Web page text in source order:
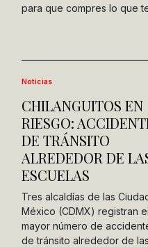
para que compres lo que
Noticias
CHILANGUITOS EN
RIESGO:
DE TRÁNSITO
ALREDEDOR DE
ESCUELAS
Tres alcaldías de las
México (CDMX) registran el
mayor número de
de tránsito alrededor de las